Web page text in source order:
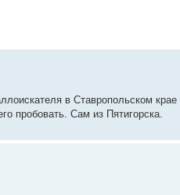
в Ставропольском
пробовать. Сам из Пятигорска.